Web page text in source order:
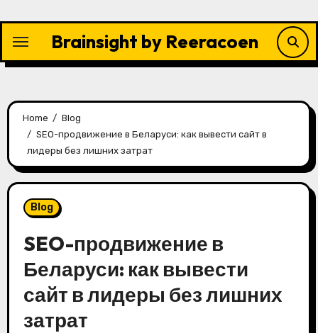
content
Brainsight by Reeracoen
Home
Blog
SEO-продвижение в Беларуси: как вывести сайт в
лидеры без лишних затрат
Blog
SEO-продвижение в
Беларуси: как вывести
сайт в лидеры без лишних
затрат